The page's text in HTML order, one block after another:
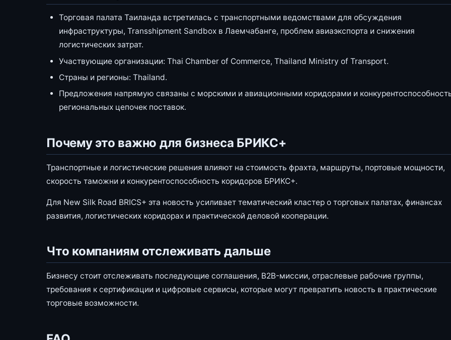
Торговая палата Таиланда встретилась с транспортными ведомствами для обсуждения
инфраструктуры, Transshipment Sandbox в Лаемчабанге, проблем авиаэкспорта и снижения
логистических затрат.
Участвующие организации: Thai Chamber of Commerce, Thailand Ministry of Transport.
Страны и регионы: Thailand.
Предложения напрямую связаны с морскими и авиационными коридорами и
региональных цепочек поставок.
Почему это важно для бизнеса БРИКС+
Транспортные и логистические решения влияют на стоимость фрахта, маршруты, портовые мощности,
скорость таможни и конкурентоспособность коридоров БРИКС+.
Для New Silk Road BRICS+ эта новость усиливает тематический кластер о торговых палатах, финансах
развития, логистических коридорах и практической деловой кооперации.
Что компаниям отслеживать дальше
Бизнесу стоит отслеживать последующие соглашения, B2B-миссии, отраслевые рабочие группы,
требования к сертификации и цифровые сервисы, которые могут превратить новость в практические
торговые возможности.